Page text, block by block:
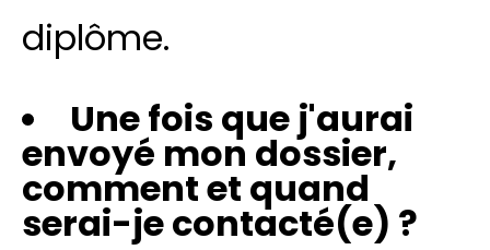
diplôme.
Une fois que j'aurai
envoyé mon dossier,
comment et quand
serai-je contacté(e) ?